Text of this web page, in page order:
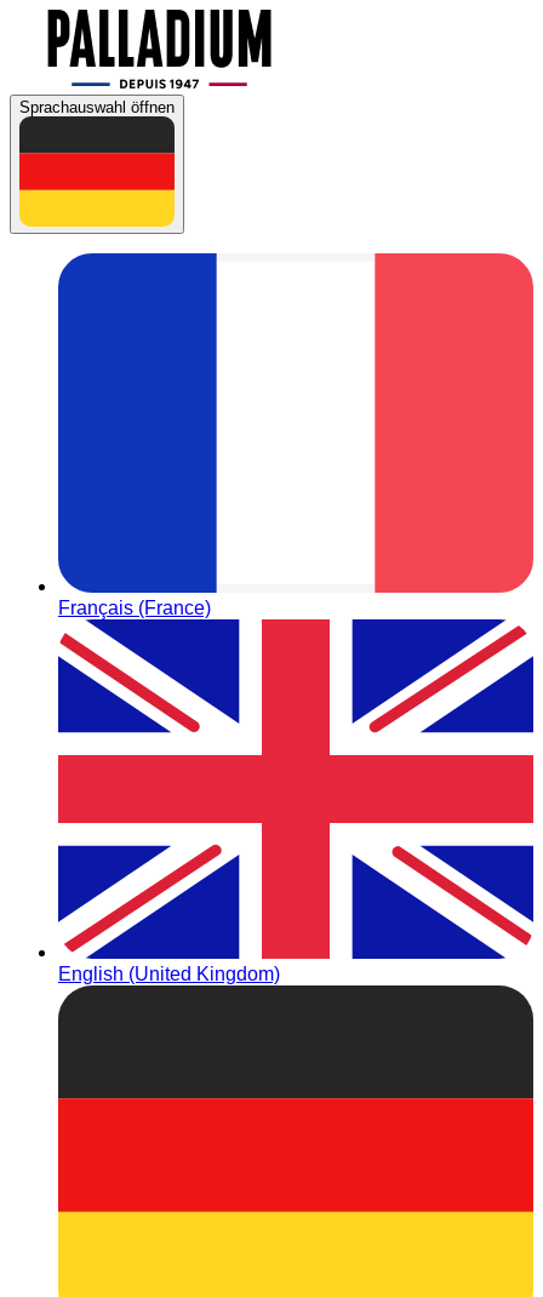
Sprachauswahl öffnen
Français (France)
English (United Kingdom)